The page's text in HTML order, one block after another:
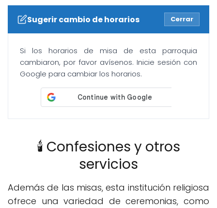
Sugerir cambio de horarios Cerrar
Si los horarios de misa de esta parroquia
cambiaron, por favor avísenos. Inicie sesión con
Google para cambiar los horarios.
🕯️ Confesiones y otros
servicios
Además de las misas, esta institución religiosa
ofrece una variedad de ceremonias, como